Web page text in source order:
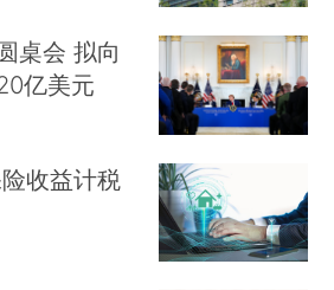
桌会 拟向
亿美元
收益计税